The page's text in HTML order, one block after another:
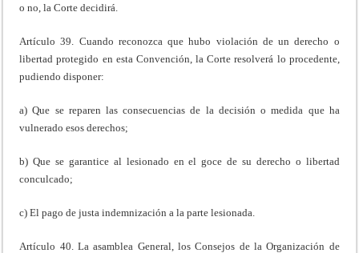
o no, la Corte decidirá.
Artículo 39. Cuando reconozca que hubo violación de un derecho o
libertad protegido en esta Convención, la Corte resolverá lo procedente,
pudiendo disponer:
a) Que se reparen las consecuencias de la decisión o medida que ha
vulnerado esos derechos;
b) Que se garantice al lesionado en el goce de su derecho o libertad
conculcado;
c) El pago de justa indemnización a la parte lesionada.
Artículo 40. La asamblea General, los Consejos de la Organización de